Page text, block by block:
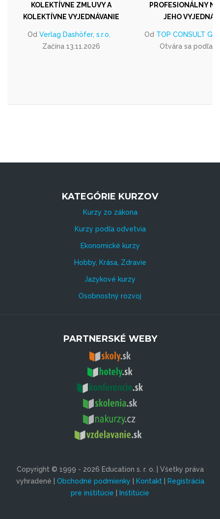
KOLEKTÍVNE ZMLUVY A
KOLEKTÍVNE VYJEDNÁVANIE
Od Verlag Dashöfer, s.r.o.
Začína 13.11.2026
PROFESIONÁLNY
JEHO
Od TOP CONSULT
Otvára sa podľa
KATEGÓRIE KURZOV
Kurzy zo zákona
Kurzy podľa odvetvia
Ekonomické kurzy
Hobby, Krása, Zdravie
Jazykové kurzy
Osobnostný rozvoj
PARTNERSKÉ WEBY
Copyright © 1999 - 2026 Education s. r. o. | Všetky práva
vyhradené | Obchodné podmienky | Kontakt| Registrácia
pre inštitúcie | Inštitúcie